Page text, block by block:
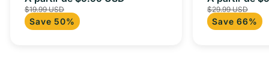
de
oferta
$19.99 USD
Save 50%
para
iPad y más.
de
oferta
$29.99 USD
Save 66%